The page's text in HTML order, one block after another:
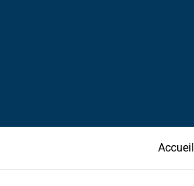
Accueil